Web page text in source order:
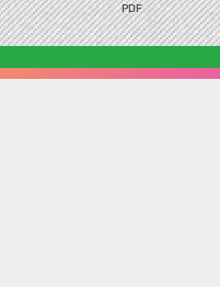
PDF